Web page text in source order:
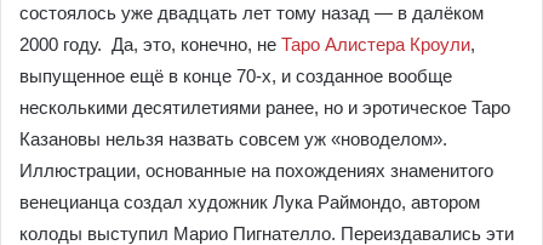
состоялось уже двадцать лет тому назад — в далёком
2000 году. Да, это, конечно, не Таро Алистера Кроули,
выпущенное ещё в конце 70-х, и созданное вообще
несколькими десятилетиями ранее, но и эротическое Таро
Казановы нельзя назвать совсем уж «новоделом».
Иллюстрации, основанные на похождениях знаменитого
венецианца создал художник Лука Раймондо, автором
колоды выступил Марио Пигнателло. Переиздавались эти